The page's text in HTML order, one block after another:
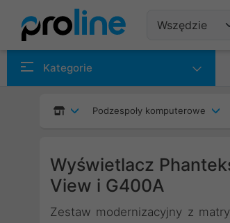
Kategorie
Podzespoły komputerowe
Wyświetlacz
View i G400A
Zestaw modernizacyjny z